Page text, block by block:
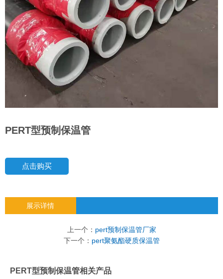
PERT型预制保温管
点击购买
展示详情
上一个： pert预制保温管厂家
下一个： pert聚氨酯硬质保温管
PERT型预制保温管相关产品